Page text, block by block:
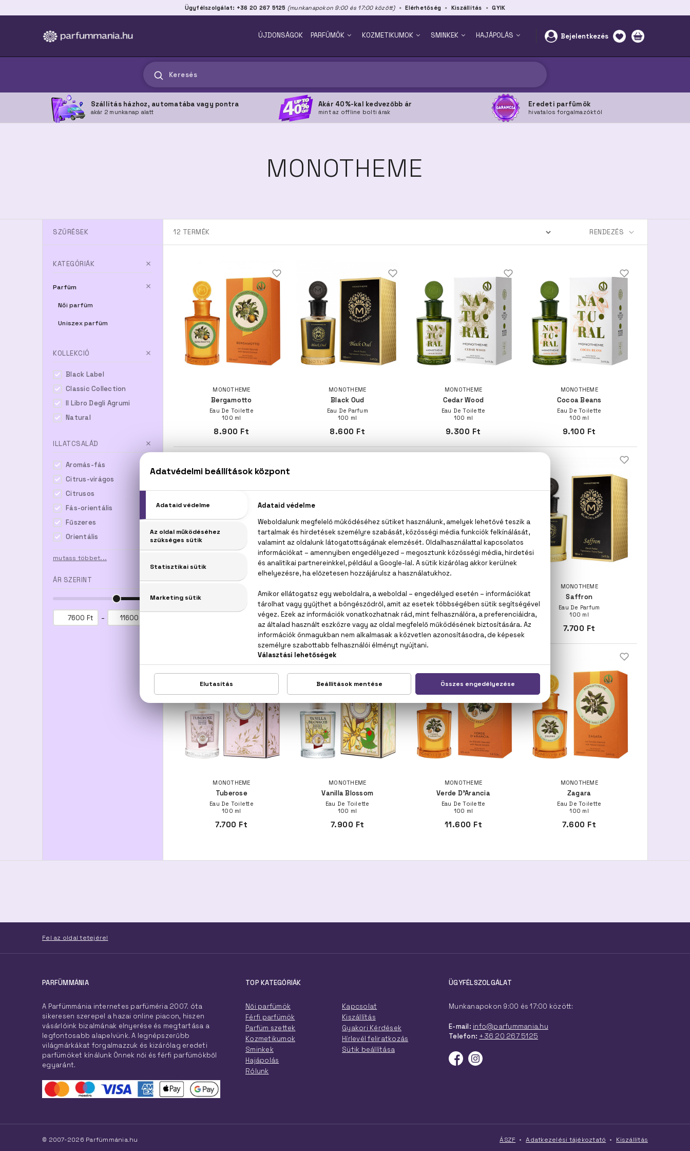
Ügyfélszolgálat: +36 20 267 5125 (munkanapokon 9:00 és 17:00 között) Elérhetőség Kiszállítás GYIK
ÚJDONSÁGOK PARFÜMÖK KOZMETIKUMOK SMINKEK HAJÁPOLÁS Bejelentkezés
Keresés
Szállítás házhoz, automatába vagy pontra
akár 2 munkanap alatt
Akár 40%-kal kedvezőbb ár
mint az offline bolti árak
Eredeti parfümök
hivatalos forgalmazóktól
MONOTHEME
SZŰRÉSEK
KATEGÓRIÁK
Parfüm
Női parfüm
Uniszex parfüm
KOLLEKCIÓ
Black Label
Classic Collection
Il Libro Degli Agrumi
Natural
ILLATCSALÁD
Aromás-fás
Citrus-virágos
Citrusos
Fás-orientális
Fűszeres
Orientális
mutass többet...
ÁR SZERINT
Ft -
12 TERMÉK
MONOTHEME
Bergamotto
Eau De Toilette
100 ml
8.900 Ft
MONOTHEME
Black Oud
Eau De Parfum
100 ml
8.600 Ft
MONOTHEME
Cedar Wood
Eau De Toilette
100 ml
9.300 Ft
MONOTHEME
Cocoa Beans
Eau De Toilette
100 ml
9.100 Ft
Eau De Toilette
100 ml
Rose Oud
Eau De Parfum
100 ml
8.600 Ft
Rouge
Eau De Parfum
100 ml
8.600 Ft
MONOTHEME
Saffron
Eau De Parfum
100 ml
7.700 Ft
MONOTHEME
Tuberose
Eau De Toilette
100 ml
7.700 Ft
MONOTHEME
Vanilla Blossom
Eau De Toilette
100 ml
7.900 Ft
MONOTHEME
Verde D'Arancia
Eau De Toilette
100 ml
11.600 Ft
MONOTHEME
Zagara
Eau De Toilette
100 ml
7.600 Ft
Fel az oldal tetejére!
PARFÜMMÁNIA
A Parfümmánia internetes parfüméria 2007. óta
sikeresen szerepel a hazai online piacon, hiszen
vásárlóink bizalmának elnyerése és megtartása a
legfontosabb alapelvünk. A legnépszerűbb
világmárkákat forgalmazzuk és kizárólag eredeti
parfümöket kínálunk Önnek női és férfi parfümökből
egyaránt.
TOP KATEGÓRIÁK
Női parfümök
Férfi parfümök
Parfüm szettek
Kozmetikumok
Sminkek
Hajápolás
Rólunk
Kapcsolat
Kiszállítás
Gyakori Kérdések
Hírlevél feliratkozás
Sütik beállítása
ÜGYFÉLSZOLGÁLAT
Munkanapokon 9:00 és 17:00 között:
E-mail: info@parfummania.hu
Telefon: +36 20 267 5125
© 2007-2026 Parfümmánia.hu ÁSZF Adatkezelési tájékoztató Kiszállítás